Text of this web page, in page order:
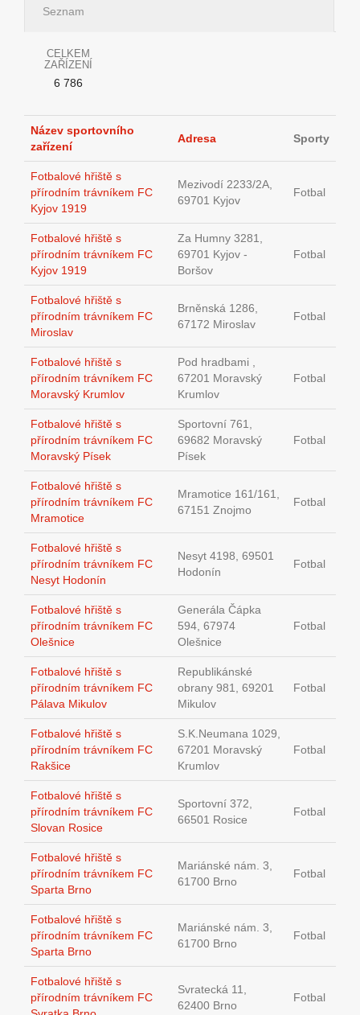
Seznam
CELKEM
ZAŘÍZENÍ
6 786
Název sportovního
zařízení
Adresa Sporty
Fotbalové hřiště s
přírodním trávníkem FC
Kyjov 1919
Mezivodí 2233/2A,
69701 Kyjov
Fotbal
Fotbalové hřiště s
přírodním trávníkem FC
Kyjov 1919
Za Humny 3281,
69701 Kyjov -
Boršov
Fotbal
Fotbalové hřiště s
přírodním trávníkem FC
Miroslav
Brněnská 1286,
67172 Miroslav
Fotbal
Fotbalové hřiště s
přírodním trávníkem FC
Moravský Krumlov
Pod hradbami ,
67201 Moravský
Krumlov
Fotbal
Fotbalové hřiště s
přírodním trávníkem FC
Moravský Písek
Sportovní 761,
69682 Moravský
Písek
Fotbal
Fotbalové hřiště s
přírodním trávníkem FC
Mramotice
Mramotice 161/161,
67151 Znojmo
Fotbal
Fotbalové hřiště s
přírodním trávníkem FC
Nesyt Hodonín
Nesyt 4198, 69501
Hodonín
Fotbal
Fotbalové hřiště s
přírodním trávníkem FC
Olešnice
Generála Čápka
594, 67974
Olešnice
Fotbal
Fotbalové hřiště s
přírodním trávníkem FC
Pálava Mikulov
Republikánské
obrany 981, 69201
Mikulov
Fotbal
Fotbalové hřiště s
přírodním trávníkem FC
Rakšice
S.K.Neumana 1029,
67201 Moravský
Krumlov
Fotbal
Fotbalové hřiště s
přírodním trávníkem FC
Slovan Rosice
Sportovní 372,
66501 Rosice
Fotbal
Fotbalové hřiště s
přírodním trávníkem FC
Sparta Brno
Mariánské nám. 3,
61700 Brno
Fotbal
Fotbalové hřiště s
přírodním trávníkem FC
Sparta Brno
Mariánské nám. 3,
61700 Brno
Fotbal
Fotbalové hřiště s
přírodním trávníkem FC
Svratecká 11,
62400 Brno
Fotbal